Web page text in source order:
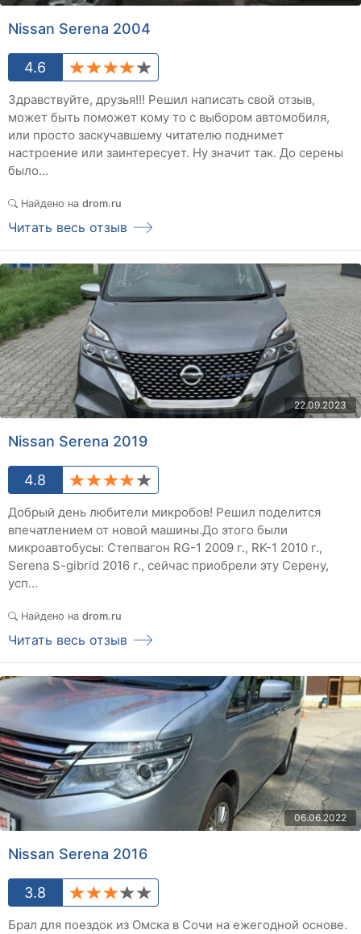
Nissan Serena 2004
4.6
Здравствуйте, друзья!!! Решил написать свой отзыв,
может быть поможет кому то с выбором автомобиля,
или просто заскучавшему читателю поднимет
настроение или заинтересует. Ну значит так. До серены
было...
Найдено на drom.ru
Читать весь отзыв
22.09.2023
Nissan Serena 2019
4.8
Добрый день любители микробов! Решил поделится
впечатлением от новой машины.До этого были
микроавтобусы: Степвагон RG-1 2009 г., RK-1 2010 г.,
Serena S-gibrid 2016 г., сейчас приобрели эту Серену,
усп...
Найдено на drom.ru
Читать весь отзыв
06.06.2022
Nissan Serena 2016
3.8
Брал для поездок из Омска в Сочи на ежегодной основе.